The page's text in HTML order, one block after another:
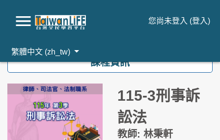
您尚未登入 (登入)
繁體中文 ‎(zh_tw)‎
課程資訊
115-3刑事訴
訟法
教師: 林秉軒